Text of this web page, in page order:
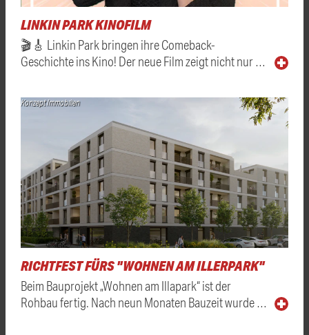
LINKIN PARK KINOFILM
🎬🎸 Linkin Park bringen ihre Comeback-
Geschichte ins Kino! Der neue Film zeigt nicht nur …
Konzept Immobilien
RICHTFEST FÜRS "WOHNEN AM ILLERPARK"
Beim Bauprojekt „Wohnen am Illapark“ ist der
Rohbau fertig. Nach neun Monaten Bauzeit wurde …